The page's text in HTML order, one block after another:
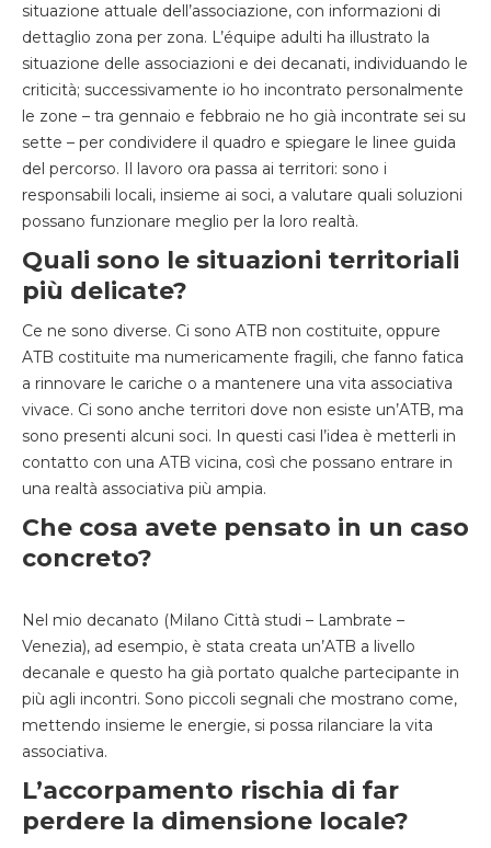
situazione attuale dell’associazione, con informazioni di
dettaglio zona per zona. L’équipe adulti ha illustrato la
situazione delle associazioni e dei decanati, individuando le
criticità; successivamente io ho incontrato personalmente
le zone – tra gennaio e febbraio ne ho già incontrate sei su
sette – per condividere il quadro e spiegare le linee guida
del percorso. Il lavoro ora passa ai territori: sono i
responsabili locali, insieme ai soci, a valutare quali soluzioni
possano funzionare meglio per la loro realtà.
Quali sono le situazioni territoriali
più delicate?
Ce ne sono diverse. Ci sono ATB non costituite, oppure
ATB costituite ma numericamente fragili, che fanno fatica
a rinnovare le cariche o a mantenere una vita associativa
vivace. Ci sono anche territori dove non esiste un’ATB, ma
sono presenti alcuni soci. In questi casi l’idea è metterli in
contatto con una ATB vicina, così che possano entrare in
una realtà associativa più ampia.
Che cosa avete pensato in un caso
concreto?
Nel mio decanato (Milano Città studi – Lambrate –
Venezia), ad esempio, è stata creata un’ATB a livello
decanale e questo ha già portato qualche partecipante in
più agli incontri. Sono piccoli segnali che mostrano come,
mettendo insieme le energie, si possa rilanciare la vita
associativa.
L’accorpamento rischia di far
perdere la dimensione locale?